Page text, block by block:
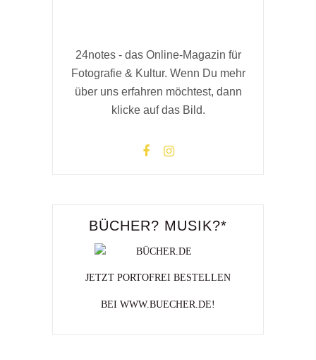
24notes - das Online-Magazin für
Fotografie & Kultur. Wenn Du mehr
über uns erfahren möchtest, dann
klicke auf das Bild.
BÜCHER? MUSIK?*
JETZT PORTOFREI BESTELLEN
BEI WWW.BUECHER.DE!